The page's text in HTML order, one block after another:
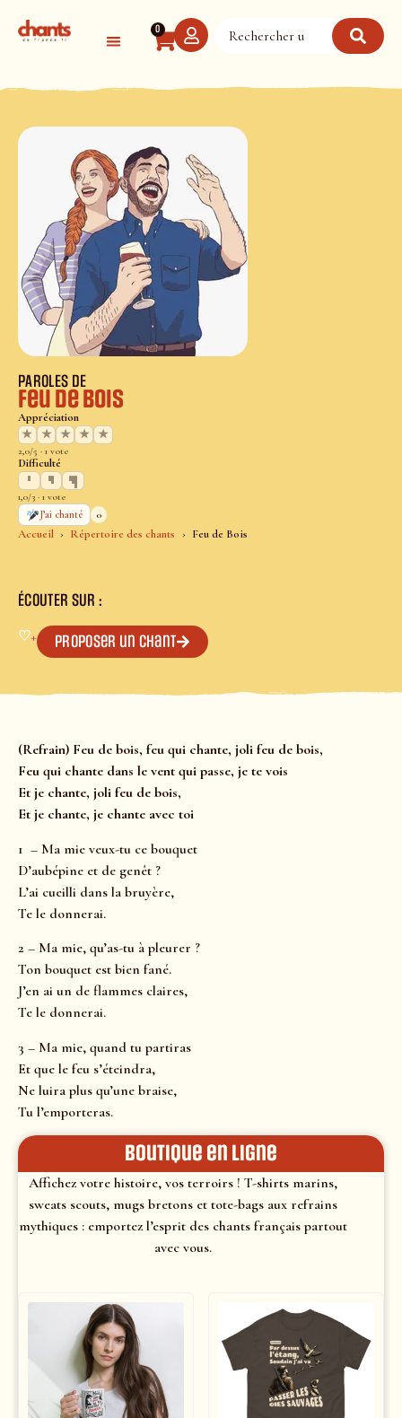
0
Accueil Répertoire des chants Feu de Bois
PAROLES DE
Feu de Bois
Appréciation
★
★ ★ ★ ★
2,0/5 · 1 vote
Difficulté
1,0/3 · 1 vote
J’ai chanté
0
ÉCOUTER SUR :
♡+ Proposer un chant
(Refrain) Feu de bois, feu qui chante, joli feu de bois,
Feu qui chante dans le vent qui passe, je te vois
Et je chante, joli feu de bois,
Et je chante, je chante avec toi
1 – Ma mie veux-tu ce bouquet
D’aubépine et de genêt ?
L’ai cueilli dans la bruyère,
Te le donnerai.
2 – Ma mie, qu’as-tu à pleurer ?
Ton bouquet est bien fané.
J’en ai un de flammes claires,
Te le donnerai.
3 – Ma mie, quand tu partiras
Et que le feu s’éteindra,
Ne luira plus qu’une braise,
Tu l’emporteras.
Boutique en ligne
Affichez votre histoire, vos terroirs ! T-shirts marins,
sweats scouts, mugs bretons et tote-bags aux refrains
mythiques : emportez l’esprit des chants français partout
avec vous.